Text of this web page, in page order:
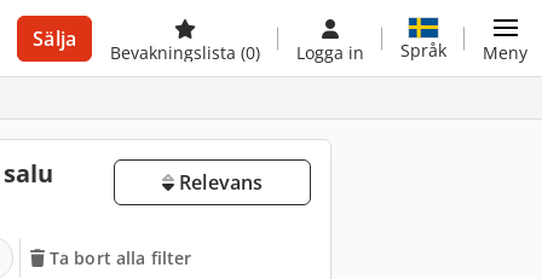
Sälja
Bevakningslista (0) Logga in Språk Meny
Relevans
Ta bort alla filter